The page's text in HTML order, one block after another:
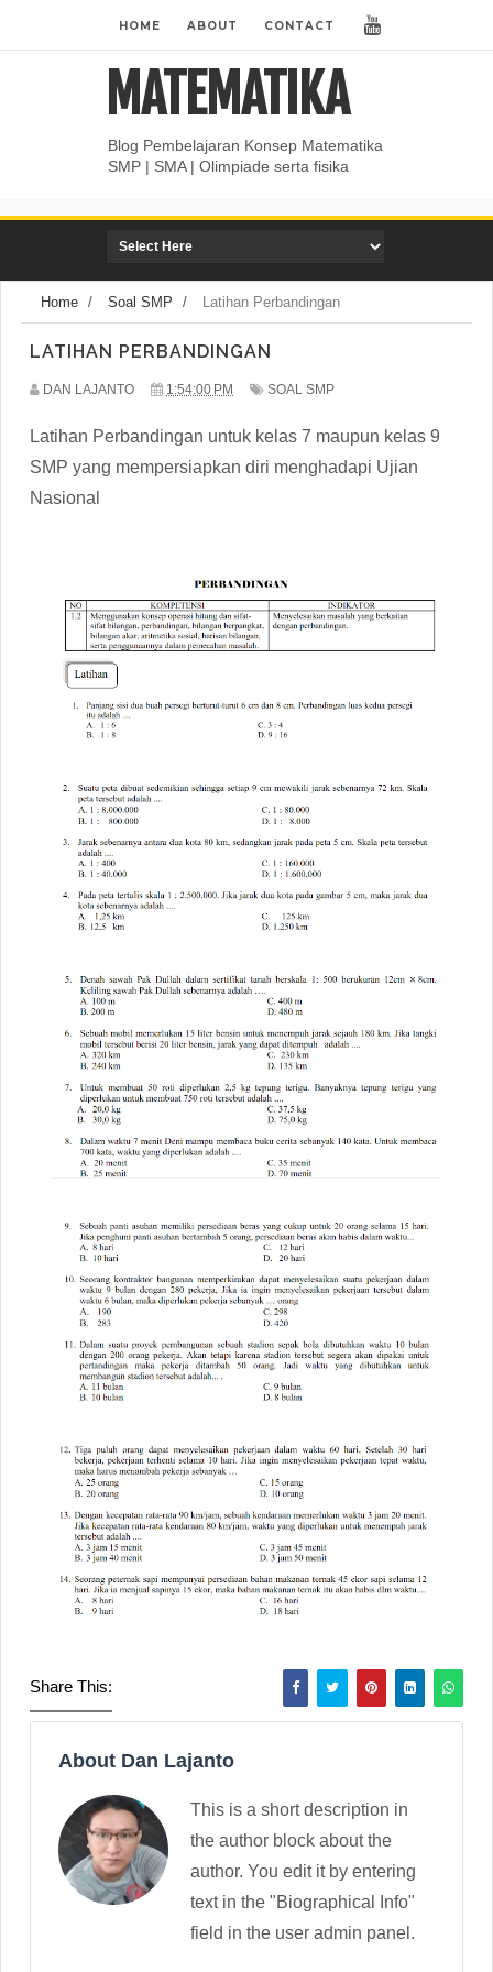
HOME ABOUT CONTACT
MATEMATIKA
Blog Pembelajaran Konsep Matematika
SMP | SMA | Olimpiade serta fisika
Home / Soal SMP / Latihan Perbandingan
LATIHAN PERBANDINGAN
DAN LAJANTO 1:54:00 PM SOAL SMP
Latihan Perbandingan untuk kelas 7 maupun kelas 9
SMP yang mempersiapkan diri menghadapi Ujian
Nasional
Share This:
About Dan Lajanto
This is a short description in
the author block about the
author. You edit it by entering
text in the "Biographical Info"
field in the user admin panel.